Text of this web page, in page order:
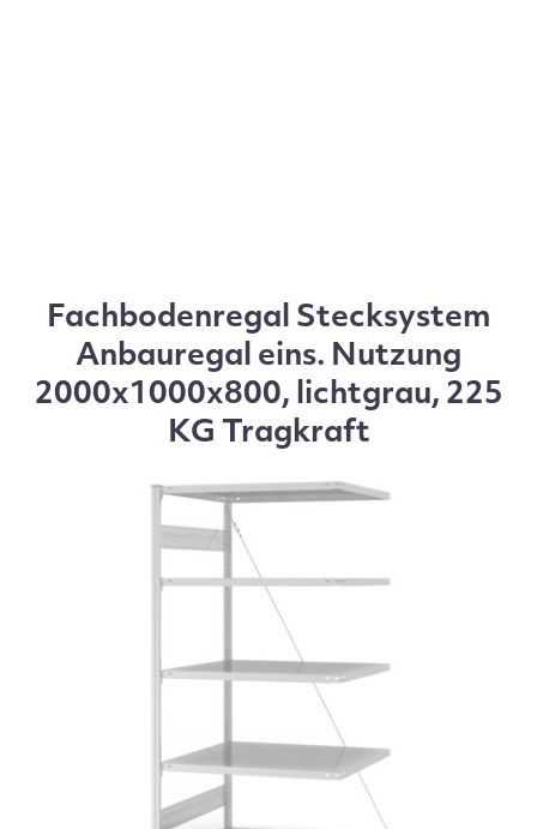
Fachbodenregal Stecksystem
Anbauregal eins. Nutzung
2000x1000x800, lichtgrau, 225
KG Tragkraft